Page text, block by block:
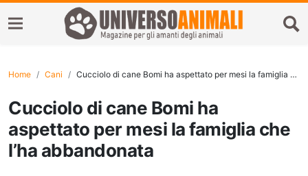
Home Cani Cucciolo di cane Bomi ha aspettato per mesi la famiglia che l’ha abbandonata
Cucciolo di cane Bomi ha
aspettato per mesi la famiglia che
l’ha abbandonata